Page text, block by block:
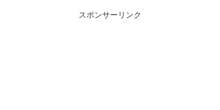
スポンサーリンク